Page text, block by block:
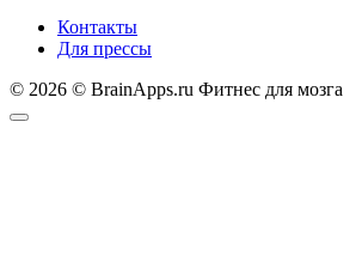
Контакты
Для прессы
© 2026 © BrainApps.ru Фитнес для мозга